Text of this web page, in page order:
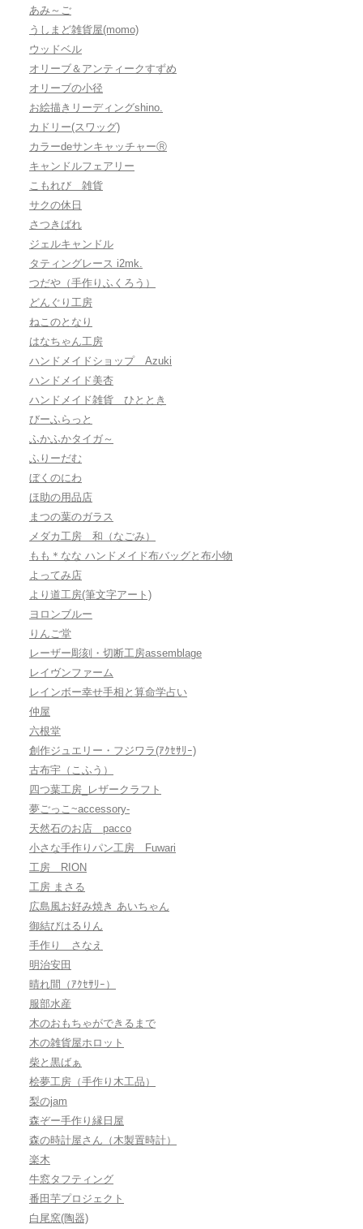
あみ～ご
うしまど雑貨屋(momo)
ウッドベル
オリーブ＆アンティークすずめ
オリーブの小径
お絵描きリーディングshino.
カドリー(スワッグ)
カラーdeサンキャッチャーⓇ
キャンドルフェアリー
こもれび 雑貨
サクの休日
さつきばれ
ジェルキャンドル
タティングレース i2mk.
つだや（手作りふくろう）
どんぐり工房
ねこのとなり
はなちゃん工房
ハンドメイドショップ Azuki
ハンドメイド美杏
ハンドメイド雑貨 ひととき
びーふらっと
ふかふかタイガ～
ふりーだむ
ぼくのにわ
ほ助の用品店
まつの葉のガラス
メダカ工房 和（なごみ）
もも＊なな ハンドメイド布バッグと布小物
よってみ店
より道工房(筆文字アート)
ヨロンブルー
りんご堂
レーザー彫刻・切断工房assemblage
レイヴンファーム
レインボー幸せ手相と算命学占い
仲屋
六根堂
創作ジュエリー・フジワラ(ｱｸｾｻﾘｰ)
古布宇（こふう）
四つ葉工房_レザークラフト
夢ごっこ~accessory-
天然石のお店 pacco
小さな手作りパン工房 Fuwari
工房 RION
工房 まさる
広島風お好み焼き あいちゃん
御結びはるりん
手作り さなえ
明治安田
晴れ間（ｱｸｾｻﾘｰ）
服部水産
木のおもちゃができるまで
木の雑貨屋ホロット
柴と黒ばぁ
桧夢工房（手作り木工品）
梨のjam
森ぞー手作り縁日屋
森の時計屋さん（木製置時計）
楽木
牛窓タフティング
番田芋プロジェクト
白尾窯(陶器)